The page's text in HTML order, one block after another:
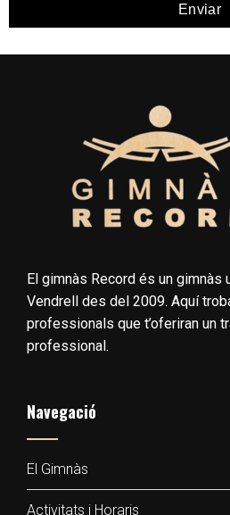
El gimnàs Record és un gimnàs
Vendrell des del 2009. Aquí
professionals que t’oferiran un
professional.
Navegació
El Gimnàs
Activitats i Horaris